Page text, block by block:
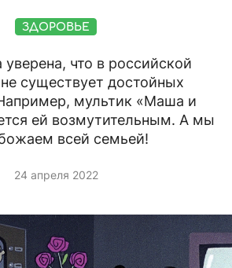
ЗДОРОВЬЕ
что в российской
существует достойных
мультик «Маша и
ей возмутительным. А мы
всей семьей!
24 апреля 2022